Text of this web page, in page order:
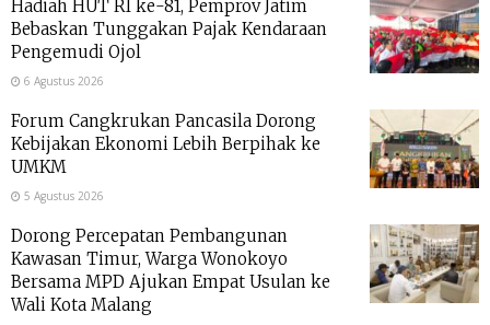
Hadiah HUT RI ke-81, Pemprov Jatim
Bebaskan Tunggakan Pajak Kendaraan
Pengemudi Ojol
6 Agustus 2026
Forum Cangkrukan Pancasila Dorong
Kebijakan Ekonomi Lebih Berpihak ke
UMKM
5 Agustus 2026
Dorong Percepatan Pembangunan
Kawasan Timur, Warga Wonokoyo
Bersama MPD Ajukan Empat Usulan ke
Wali Kota Malang